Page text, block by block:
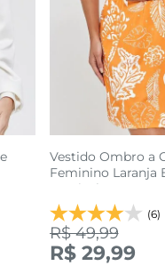
Vestido Ombro a
Feminino Laranja
Tropical
(6)
R$ 49,99
R$ 29,99